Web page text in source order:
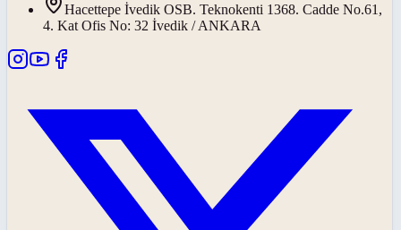
Hacettepe İvedik OSB. Teknokenti 1368. Cadde No.61,
4. Kat Ofis No: 32 İvedik / ANKARA